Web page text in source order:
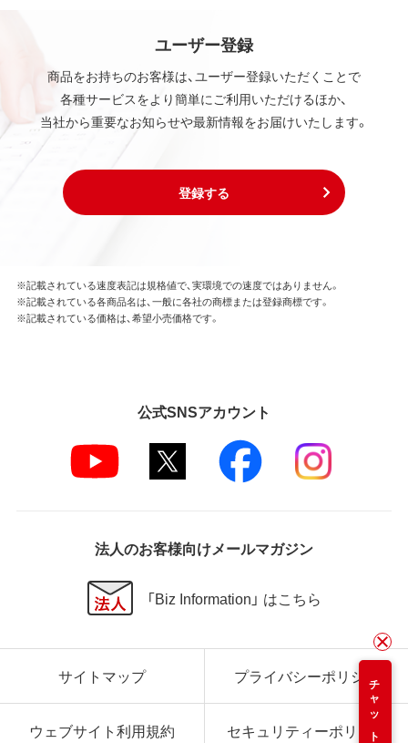
ユーザー登録
商品をお持ちのお客様は、ユーザー登録いただくことで
各種サービスをより簡単にご利用いただけるほか、
当社から重要なお知らせや最新情報をお届けいたします。
登録する
チャット
※記載されている速度表記は規格値で、実環境での速度ではありません。
※記載されている各商品名は、一般に各社の商標または登録商標です。
※記載されている価格は、希望小売価格です。
公式SNSアカウント
法人のお客様向けメールマガジン
「Biz Information」 はこちら
サイトマップ プライバシーポリシー
ウェブサイト利用規約 セキュリティーポリシー